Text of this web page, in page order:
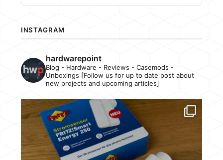
INSTAGRAM
hardwarepoint
Blog - Hardware - Reviews - Casemods -
Unboxings [Follow us for up to date post about
new projects and upcoming articles]